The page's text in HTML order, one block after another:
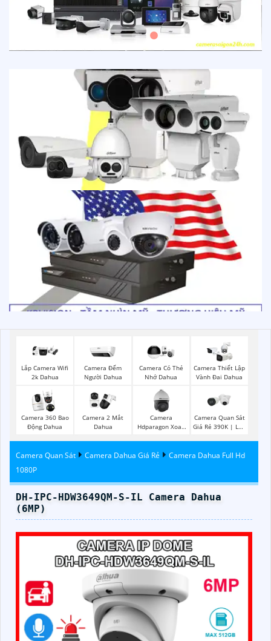
Lắp Camera Wifi
2k Dahua
Camera Đếm
Người Dahua
Camera Có Thẻ
Nhớ Dahua
Camera Thiết Lập
Vành Đai Dahua
Camera 360 Bao
Động Dahua
Camera 2 Mắt
Dahua
Camera
Hdparagon Xoay
Camera Quan Sát
Giá Rẻ 390K | Lắp
Camera Quan Sát Camera Dahua Giá Rẻ
Camera Dahua Full Hd
1080P
DH-IPC-HDW3649QM-S-IL Camera Dahua
(6MP)